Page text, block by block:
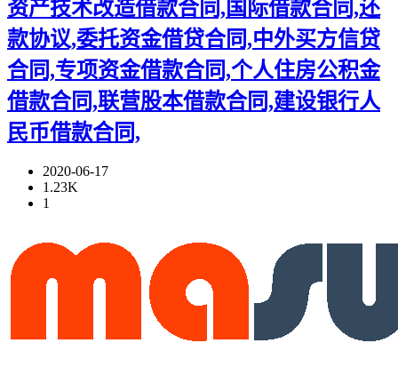
资产技术改造借款合同,国际借款合同,还
款协议,委托资金借贷合同,中外买方信贷
合同,专项资金借款合同,个人住房公积金
借款合同,联营股本借款合同,建设银行人
民币借款合同,
2020-06-17
1.23K
1